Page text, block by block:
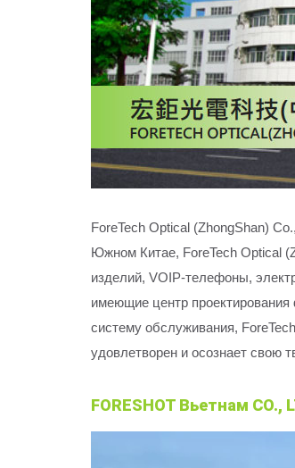
ForeTech Optical (ZhongShan)
Южном Китае, ForeTech Optical
изделий, VOIP-телефоны,
имеющие центр
систему обслуживания,
удовлетворен и осознает свою
FORESHOT Вьетнам CO.,